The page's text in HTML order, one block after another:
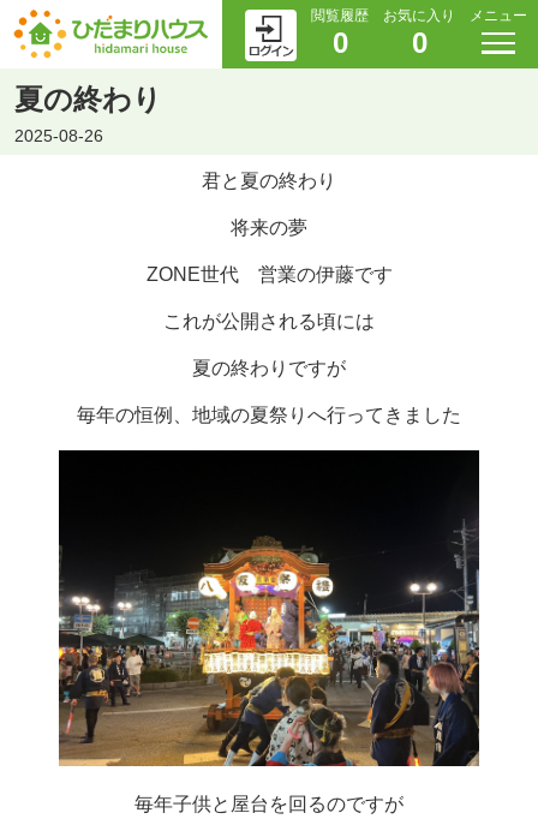
閲覧履歴
0
お気に入り
0
メニュー
夏の終わり
2025-08-26
君と夏の終わり
将来の夢
ZONE世代 営業の伊藤です
これが公開される頃には
夏の終わりですが
毎年の恒例、地域の夏祭りへ行ってきました
毎年子供と屋台を回るのですが